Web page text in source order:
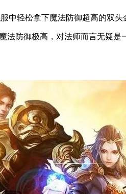
中轻松拿下魔法防御超高的双头
防御极高，对法师而言无疑